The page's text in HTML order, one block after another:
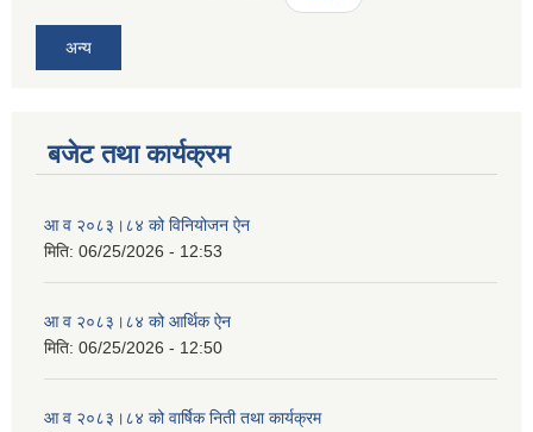
अन्य
बजेट तथा कार्यक्रम
आ व २०८३।८४ को विनियोजन ऐन
मिति: 06/25/2026 - 12:53
आ व २०८३।८४ को आर्थिक ऐन
मिति: 06/25/2026 - 12:50
आ व २०८३।८४ को वार्षिक निती तथा कार्यक्रम